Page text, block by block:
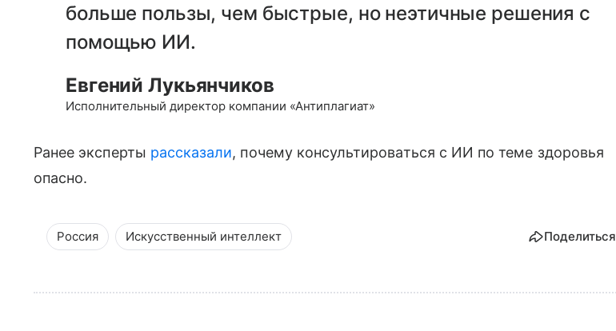
больше пользы, чем быстрые, но неэтичные решения с
помощью ИИ.
Евгений Лукьянчиков
Исполнительный директор компании «Антиплагиат»
Ранее эксперты рассказали, почему консультироваться с ИИ по теме здоровья
опасно.
Россия Искусственный интеллект Поделиться